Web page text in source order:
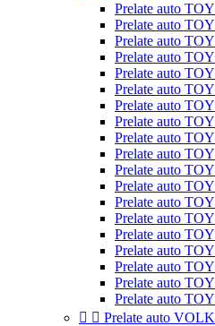
Prelate auto
Prelate auto
Prelate auto
Prelate auto
Prelate auto
Prelate auto
Prelate auto
Prelate auto
Prelate auto
Prelate auto
Prelate auto
Prelate auto
Prelate auto
Prelate auto
Prelate auto
Prelate auto
Prelate auto
Prelate auto
Prelate auto
  Prelate auto